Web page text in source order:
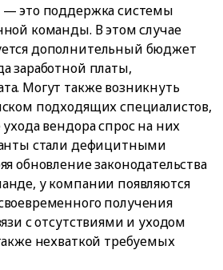
— это поддержка системы
команды. В этом случае
дополнительный бюджет
заработной платы,
Могут также возникнуть
подходящих специалистов,
ухода вендора спрос на них
стали дефицитными
обновление законодательства
у компании появляются
получения
с отсутствиями и уходом
нехваткой требуемых